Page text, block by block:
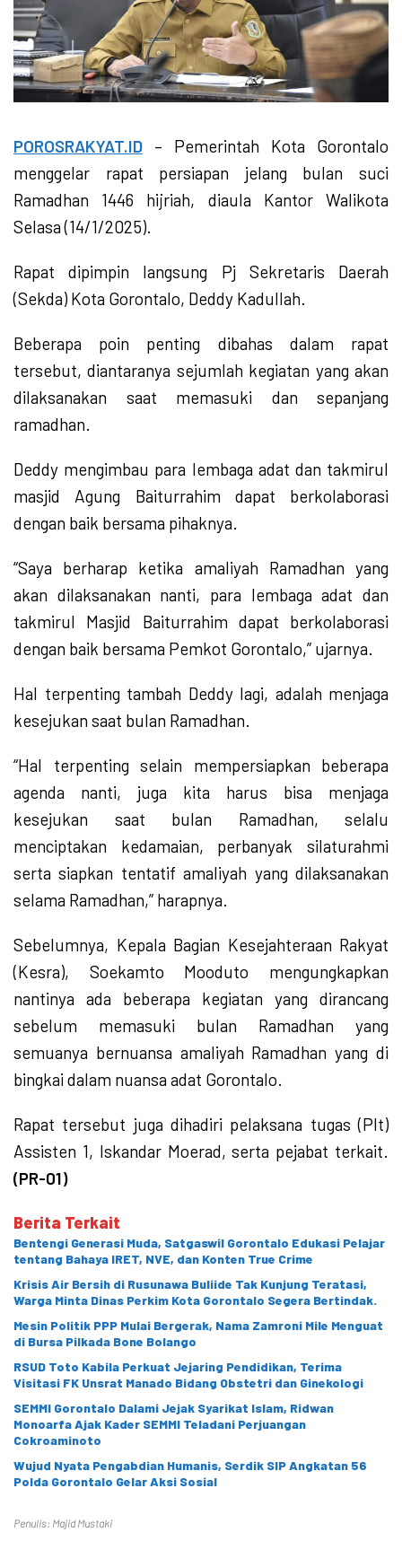
POROSRAKYAT.ID – Pemerintah Kota Gorontalo
menggelar rapat persiapan jelang bulan suci
Ramadhan 1446 hijriah, diaula Kantor Walikota
Selasa (14/1/2025).
Rapat dipimpin langsung Pj Sekretaris Daerah
(Sekda) Kota Gorontalo, Deddy Kadullah.
Beberapa poin penting dibahas dalam rapat
tersebut, diantaranya sejumlah kegiatan yang akan
dilaksanakan saat memasuki dan sepanjang
ramadhan.
Deddy mengimbau para lembaga adat dan takmirul
masjid Agung Baiturrahim dapat berkolaborasi
dengan baik bersama pihaknya.
“Saya berharap ketika amaliyah Ramadhan yang
akan dilaksanakan nanti, para lembaga adat dan
takmirul Masjid Baiturrahim dapat berkolaborasi
dengan baik bersama Pemkot Gorontalo,” ujarnya.
Hal terpenting tambah Deddy lagi, adalah menjaga
kesejukan saat bulan Ramadhan.
“Hal terpenting selain mempersiapkan beberapa
agenda nanti, juga kita harus bisa menjaga
kesejukan saat bulan Ramadhan, selalu
menciptakan kedamaian, perbanyak silaturahmi
serta siapkan tentatif amaliyah yang dilaksanakan
selama Ramadhan,” harapnya.
Sebelumnya, Kepala Bagian Kesejahteraan Rakyat
(Kesra), Soekamto Mooduto mengungkapkan
nantinya ada beberapa kegiatan yang dirancang
sebelum memasuki bulan Ramadhan yang
semuanya bernuansa amaliyah Ramadhan yang di
bingkai dalam nuansa adat Gorontalo.
Rapat tersebut juga dihadiri pelaksana tugas (Plt)
Assisten 1, Iskandar Moerad, serta pejabat terkait.
(PR-01)
Berita Terkait
Bentengi Generasi Muda, Satgaswil Gorontalo Edukasi Pelajar
tentang Bahaya IRET, NVE, dan Konten True Crime
Krisis Air Bersih di Rusunawa Buliide Tak Kunjung Teratasi,
Warga Minta Dinas Perkim Kota Gorontalo Segera Bertindak.
Mesin Politik PPP Mulai Bergerak, Nama Zamroni Mile Menguat
di Bursa Pilkada Bone Bolango
RSUD Toto Kabila Perkuat Jejaring Pendidikan, Terima
Visitasi FK Unsrat Manado Bidang Obstetri dan Ginekologi
SEMMI Gorontalo Dalami Jejak Syarikat Islam, Ridwan
Monoarfa Ajak Kader SEMMI Teladani Perjuangan
Cokroaminoto
Wujud Nyata Pengabdian Humanis, Serdik SIP Angkatan 56
Polda Gorontalo Gelar Aksi Sosial
Penulis: Majid Mustaki